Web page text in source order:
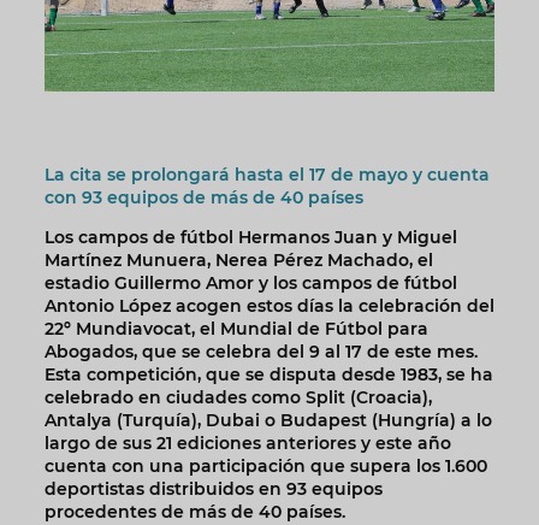
La cita se prolongará hasta el 17 de mayo y cuenta
con 93 equipos de más de 40 países
Los campos de fútbol Hermanos Juan y Miguel
Martínez Munuera, Nerea Pérez Machado, el
estadio Guillermo Amor y los campos de fútbol
Antonio López acogen estos días la celebración del
22º Mundiavocat, el Mundial de Fútbol para
Abogados, que se celebra del 9 al 17 de este mes.
Esta competición, que se disputa desde 1983, se ha
celebrado en ciudades como Split (Croacia),
Antalya (Turquía), Dubai o Budapest (Hungría) a lo
largo de sus 21 ediciones anteriores y este año
cuenta con una participación que supera los 1.600
deportistas distribuidos en 93 equipos
procedentes de más de 40 países.